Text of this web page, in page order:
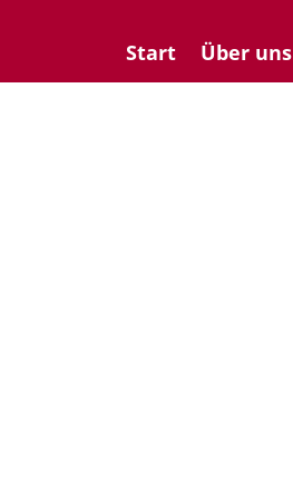
Start Über uns